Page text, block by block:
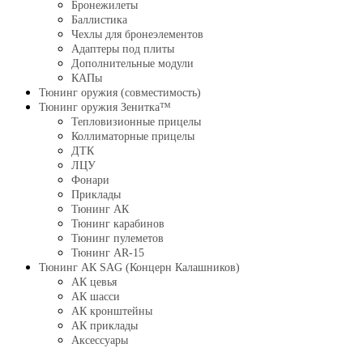
Бронежилеты
Баллистика
Чехлы для бронеэлементов
Адаптеры под плиты
Дополнительные модули
КАПы
Тюнинг оружия (совместимость)
Тюнинг оружия Зенитка™
Тепловизионные прицелы
Коллиматорные прицелы
ДТК
ЛЦУ
Фонари
Приклады
Тюнинг АК
Тюнинг карабинов
Тюнинг пулеметов
Тюнинг AR-15
Тюнинг АК SAG (Концерн Калашников)
АК цевья
АК шасси
АК кронштейны
АК приклады
Аксессуары